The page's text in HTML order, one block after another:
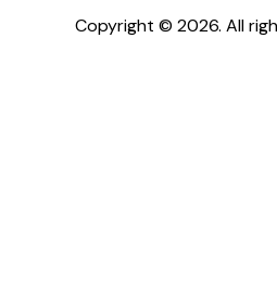
Copyright © 2026. All